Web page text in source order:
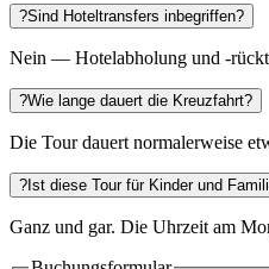
?Sind Hoteltransfers inbegriffen?
Nein — Hotelabholung und -
?Wie lange dauert die Kreuzfahrt?
Die Tour dauert normalerweise
? Ist diese Tour für Kinder und
Ganz und gar. Die Uhrzeit am